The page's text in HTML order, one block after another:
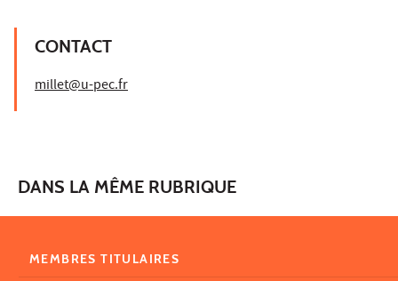
CONTACT
millet@u-pec.fr
DANS LA MÊME RUBRIQUE
MEMBRES TITULAIRES